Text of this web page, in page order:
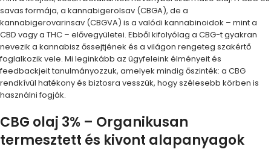
savas formája, a kannabigerolsav (CBGA), de a
kannabigerovarinsav (CBGVA) is a valódi kannabinoidok – mint a
CBD vagy a THC – elővegyületei. Ebből kifolyólag a CBG-t gyakran
nevezik a kannabisz őssejtjének és a világon rengeteg szakértő
foglalkozik vele. Mi leginkább az ügyfeleink élményeit és
feedbackjeit tanulmányozzuk, amelyek mindig őszinték: a CBG
rendkívül hatékony és biztosra vesszük, hogy szélesebb körben is
használni fogják.
CBG olaj 3% – Organikusan
termesztett és kivont alapanyagok